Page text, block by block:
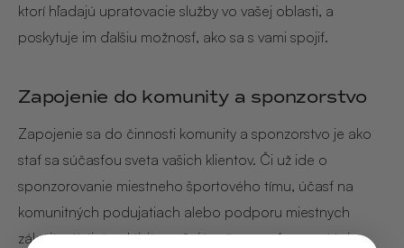
ktorí hľadajú upratovacie služby vo vašej oblasti, a
poskytuje im ďalšiu možnosť, ako sa s vami spojiť.
Zapojenie do komunity a sponzorstvo
Zapojenie sa do činnosti komunity a sponzorstvo je ako
stať sa súčasťou sveta vašich klientov. Či už ide o
sponzorovanie miestneho športového tímu, účasť na
komunitných podujatiach alebo podporu miestnych
záležitostí, tieto aktivity zvyšujú prítomnosť a reputáciu